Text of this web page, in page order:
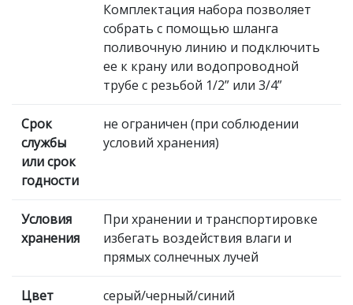
Комплектация набора позволяет
собрать с помощью шланга
поливочную линию и подключить
ее к крану или водопроводной
трубе с резьбой 1/2” или 3/4”
Срок
службы
или срок
годности
не ограничен (при соблюдении
условий хранения)
Условия
хранения
При хранении и транспортировке
избегать воздействия влаги и
прямых солнечных лучей
Цвет серый/черный/синий